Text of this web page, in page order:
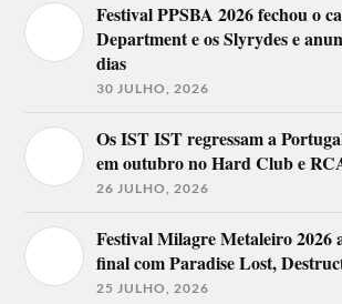
Festival PPSBA 2026 fechou o
Department e os Slyrydes e
dias
30 JULHO, 2026
Os IST IST regressam a
em outubro no Hard Club e
26 JULHO, 2026
Festival Milagre Metaleiro 2026
final com Paradise Lost,
25 JULHO, 2026